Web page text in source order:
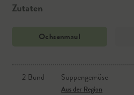
Zutaten
Ochsenmaul
2 Bund Suppengemüse
Aus der Region
Kerbel
Aus der Region